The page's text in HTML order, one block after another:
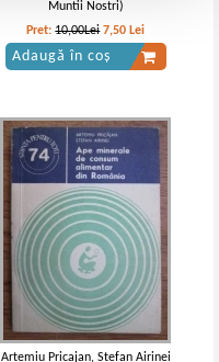
Muntii Nostri)
Pret:10,00Lei 7,50 Lei
Adaugă în coș
Artemiu Pricajan, Stefan Airinei